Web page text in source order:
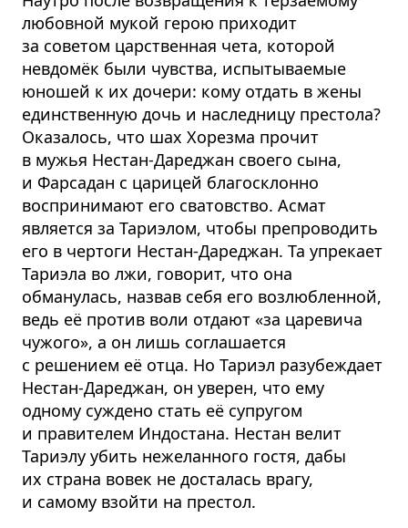
любовной мукой герою приходит
за советом царственная чета, которой
невдомёк были чувства, испытываемые
юношей к их дочери: кому отдать в жены
единственную дочь и наследницу престола?
Оказалось, что шах Хорезма прочит
в мужья Нестан-Дареджан своего сына,
и Фарсадан с царицей благосклонно
воспринимают его сватовство. Асмат
является за Тариэлом, чтобы препроводить
его в чертоги Нестан-Дареджан. Та упрекает
Тариэла во лжи, говорит, что она
обманулась, назвав себя его возлюбленной,
ведь её против воли отдают «за царевича
чужого», а он лишь соглашается
с решением её отца. Но Тариэл разубеждает
Нестан-Дареджан, он уверен, что ему
одному суждено стать её супругом
и правителем Индостана. Нестан велит
Тариэлу убить нежеланного гостя, дабы
их страна вовек не досталась врагу,
и самому взойти на престол.